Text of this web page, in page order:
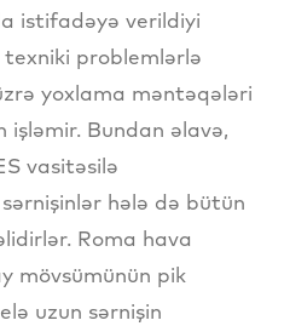
istifadəyə verildiyi
problemlərlə
yoxlama məntəqələri
işləmir. Bundan əlavə,
vasitəsilə
hələ də bütün
Roma hava
mövsümünün pik
uzun sərnişin